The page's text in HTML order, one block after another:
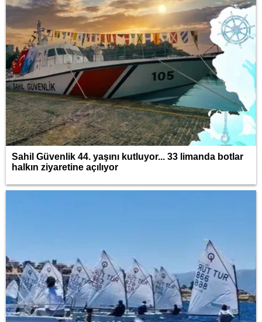
Sahil Güvenlik 44. yaşını kutluyor... 33 limanda botlar
halkın ziyaretine açılıyor